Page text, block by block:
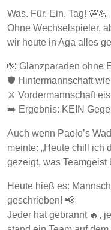
Was. Für. Ein. Tag! 💯💪
Ohne Wechselspieler,
wir heute in Aga alles
🧤 Glanzparaden ohne
🛡️ Hintermannschaft
⚔️ Vordermannschaft
➡️ Ergebnis: KEIN
Auch wenn Paolo’s
meinte: „Heute chill ich
gezeigt, was
Heute hieß es:
geschrieben! 📢
Jeder hat gebrannt 🔥,